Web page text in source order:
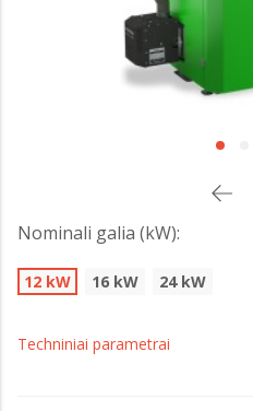
Nominali galia (kW):
12 kW 16 kW 24 kW
Techniniai parametrai